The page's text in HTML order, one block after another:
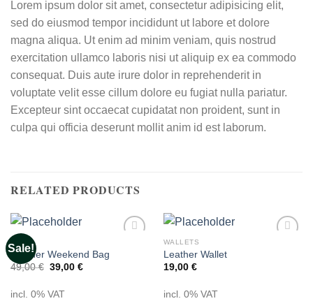
Lorem ipsum dolor sit amet, consectetur adipisicing elit,
sed do eiusmod tempor incididunt ut labore et dolore
magna aliqua. Ut enim ad minim veniam, quis nostrud
exercitation ullamco laboris nisi ut aliquip ex ea commodo
consequat. Duis aute irure dolor in reprehenderit in
voluptate velit esse cillum dolore eu fugiat nulla pariatur.
Excepteur sint occaecat cupidatat non proident, sunt in
culpa qui officia deserunt mollit anim id est laborum.
RELATED PRODUCTS
Sale!
Leather Weekend Bag
49,00€ Original
49,00 €.
39,00 €Current
incl. 0% VAT
WALLETS
Leather Wallet
19,00 €
incl. 0% VAT